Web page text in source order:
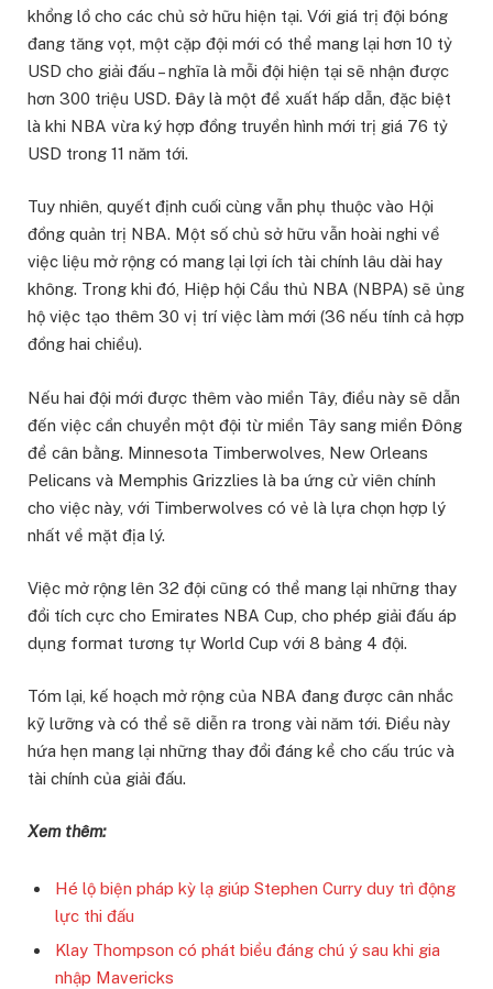
khổng lồ cho các chủ sở hữu hiện tại. Với giá trị đội bóng
đang tăng vọt, một cặp đội mới có thể mang lại hơn 10 tỷ
USD cho giải đấu – nghĩa là mỗi đội hiện tại sẽ nhận được
hơn 300 triệu USD. Đây là một đề xuất hấp dẫn, đặc biệt
là khi NBA vừa ký hợp đồng truyền hình mới trị giá 76 tỷ
USD trong 11 năm tới.
Tuy nhiên, quyết định cuối cùng vẫn phụ thuộc vào Hội
đồng quản trị NBA. Một số chủ sở hữu vẫn hoài nghi về
việc liệu mở rộng có mang lại lợi ích tài chính lâu dài hay
không. Trong khi đó, Hiệp hội Cầu thủ NBA (NBPA) sẽ ủng
hộ việc tạo thêm 30 vị trí việc làm mới (36 nếu tính cả hợp
đồng hai chiều).
Nếu hai đội mới được thêm vào miền Tây, điều này sẽ dẫn
đến việc cần chuyển một đội từ miền Tây sang miền Đông
để cân bằng. Minnesota Timberwolves, New Orleans
Pelicans và Memphis Grizzlies là ba ứng cử viên chính
cho việc này, với Timberwolves có vẻ là lựa chọn hợp lý
nhất về mặt địa lý.
Việc mở rộng lên 32 đội cũng có thể mang lại những thay
đổi tích cực cho Emirates NBA Cup, cho phép giải đấu áp
dụng format tương tự World Cup với 8 bảng 4 đội.
Tóm lại, kế hoạch mở rộng của NBA đang được cân nhắc
kỹ lưỡng và có thể sẽ diễn ra trong vài năm tới. Điều này
hứa hẹn mang lại những thay đổi đáng kể cho cấu trúc và
tài chính của giải đấu.
Xem thêm:
Hé lộ biện pháp kỳ lạ giúp Stephen Curry duy trì động
lực thi đấu
Klay Thompson có phát biểu đáng chú ý sau khi gia
nhập Mavericks